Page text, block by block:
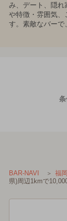
み、デート、隠れ
や特徴・雰囲気、
す。素敵なバーで
BAR-NAVI 福
県)周辺1kmで